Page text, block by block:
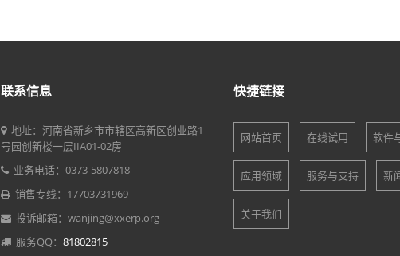
联系信息
地址：河南省新乡市市辖区高新区创业路1
号园创新楼一层IIA01-02房
业务电话：0373-5807818
销售专线：17703731969
投诉邮箱：wanjing@xxerp.org
服务QQ： 81802815
快捷链接
网站首页 在线试用 软件
应用领域 服务与支持 新
关于我们